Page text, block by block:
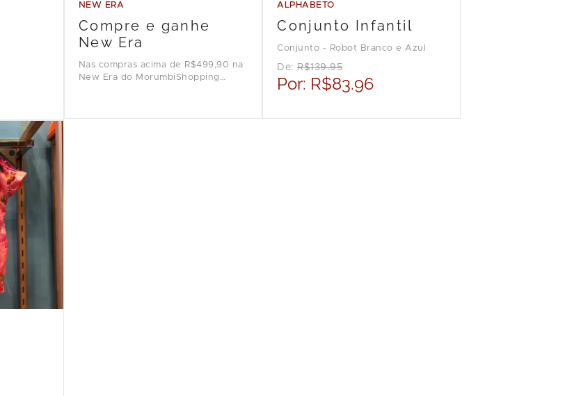
NEW ERA
Compre e ganhe
New Era
Nas compras acima de R$499,90 na
New Era do MorumbiShopping
ALPHABETO
Conjunto Infantil
Conjunto - Robot Branco e Azul
De:R$139.95
Por: R$83.96